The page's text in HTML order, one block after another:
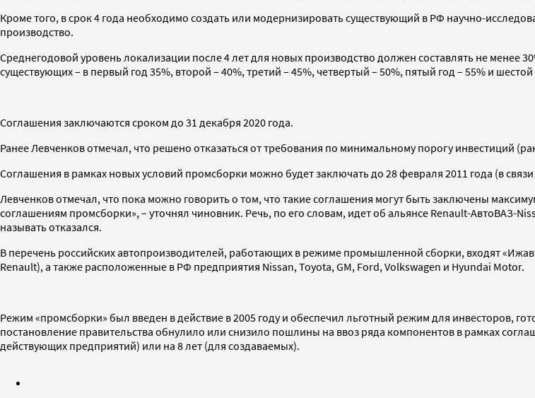
Кроме того, в срок 4 года необходимо создать или модернизировать существующий в РФ научно-
производство.
Среднегодовой уровень локализации после 4 лет для новых производство должен составлять не менее
существующих – в первый год 35%, второй – 40%, третий – 45%, четвертый – 50%, пятый год – 55% и
Соглашения заключаются сроком до 31 декабря 2020 года.
Ранее Левченков отмечал, что решено отказаться от требования по минимальному порогу инвестиций
Соглашения в рамках новых условий промсборки можно будет заключать до 28 февраля 2011 года (в
Левченков отмечал, что пока можно говорить о том, что такие соглашения могут быть заключены
соглашениям промсборки», – уточнял чиновник. Речь, по его словам, идет об альянсе Renault-АвтоВАЗ-
называть отказался.
В перечень российских автопроизводителей, работающих в режиме промышленной сборки, входят
Renault), а также расположенные в РФ предприятия Nissan, Toyota, GM, Ford, Volkswagen и Hyundai Motor.
Режим «промсборки» был введен в действие в 2005 году и обеспечил льготный режим для инвесторов,
постановление правительства обнулило или снизило пошлины на ввоз ряда компонентов в рамках
действующих предприятий) или на 8 лет (для создаваемых).